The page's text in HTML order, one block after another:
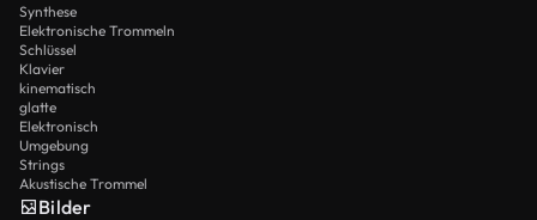
Synthese
Elektronische Trommeln
Schlüssel
Klavier
kinematisch
glatte
Elektronisch
Umgebung
Strings
Akustische Trommel
Bilder